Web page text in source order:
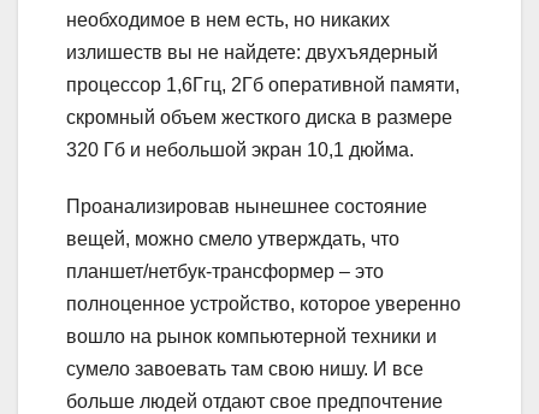
необходимое в нем есть, но никаких
излишеств вы не найдете: двухъядерный
процессор 1,6Ггц, 2Гб оперативной памяти,
скромный объем жесткого диска в размере
320 Гб и небольшой экран 10,1 дюйма.
Проанализировав нынешнее состояние
вещей, можно смело утверждать, что
планшет/нетбук-трансформер – это
полноценное устройство, которое уверенно
вошло на рынок компьютерной техники и
сумело завоевать там свою нишу. И все
больше людей отдают свое предпочтение